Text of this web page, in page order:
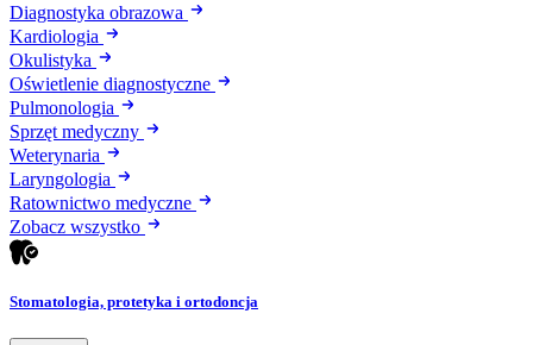
Diagnostyka obrazowa
Kardiologia
Okulistyka
Oświetlenie diagnostyczne
Pulmonologia
Sprzęt medyczny
Weterynaria
Laryngologia
Ratownictwo medyczne
Zobacz wszystko
Stomatologia, protetyka i ortodoncja